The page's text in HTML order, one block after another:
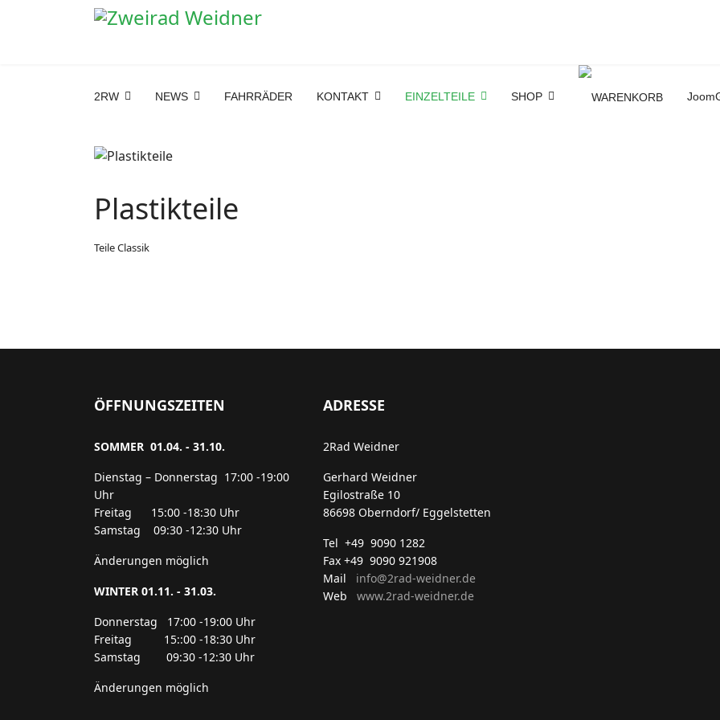
2RW NEWS FAHRRÄDER KONTAKT EINZELTEILE SHOP
Plastikteile
Teile Classik
ÖFFNUNGSZEITEN
SOMMER 01.04. - 31.10.
Dienstag – Donnerstag 17:00 -19:00
Uhr
Freitag 15:00 -18:30 Uhr
Samstag 09:30 -12:30 Uhr
Änderungen möglich
WINTER 01.11. - 31.03.
Donnerstag 17:00 -19:00 Uhr
Freitag 15::00 -18:30 Uhr
Samstag 09:30 -12:30 Uhr
Änderungen möglich
ADRESSE
2Rad Weidner
Gerhard Weidner
Egilostraße 10
86698 Oberndorf/ Eggelstetten
Tel +49 9090 1282
Fax +49 9090 921908
Mail info@2rad-weidner.de
Web
www.2rad-weidner.de